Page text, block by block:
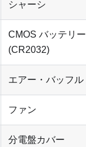
シャーシ
CMOS バッテリー
(CR2032)
エアー・バッフル
ファン
分電盤カバー